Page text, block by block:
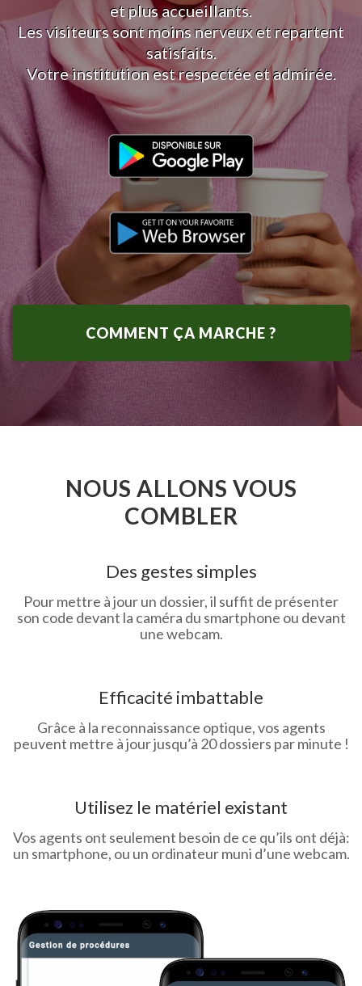
et plus accueillants.
Les visiteurs sont moins nerveux et repartent
satisfaits.
Votre institution est respectée et admirée.
COMMENT ÇA MARCHE ?
NOUS ALLONS VOUS
COMBLER
Des gestes simples
Pour mettre à jour un dossier, il suffit de présenter
son code devant la caméra du smartphone ou devant
une webcam.
Efficacité imbattable
Grâce à la reconnaissance optique, vos agents
peuvent mettre à jour jusqu’à 20 dossiers par minute !
Utilisez le matériel existant
Vos agents ont seulement besoin de ce qu’ils ont déjà:
un smartphone, ou un ordinateur muni d’une webcam.